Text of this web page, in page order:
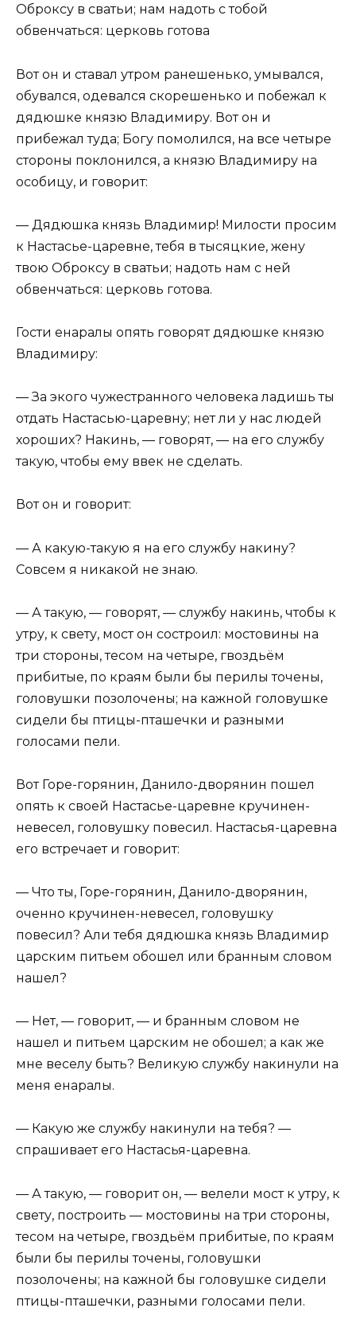
Оброксу в сватьи; нам надоть с тобой
обвенчаться: церковь готова
Вот он и ставал утром ранешенько, умывался,
обувался, одевался скорешенько и побежал к
дядюшке князю Владимиру. Вот он и
прибежал туда; Богу помолился, на все четыре
стороны поклонился, а князю Владимиру на
особицу, и говорит:
— Дядюшка князь Владимир! Милости просим
к Настасье-царевне, тебя в тысяцкие, жену
твою Оброксу в сватьи; надоть нам с ней
обвенчаться: церковь готова.
Гости енаралы опять говорят дядюшке князю
Владимиру:
— За экого чужестранного человека ладишь ты
отдать Настасью-царевну; нет ли у нас людей
хороших? Накинь, — говорят, — на его службу
такую, чтобы ему ввек не сделать.
Вот он и говорит:
— А какую-такую я на его службу накину?
Совсем я никакой не знаю.
— А такую, — говорят, — службу накинь, чтобы к
утру, к свету, мост он состроил: мостовины на
три стороны, тесом на четыре, гвоздьём
прибитые, по краям были бы перилы точены,
головушки позолочены; на кажной головушке
сидели бы птицы-пташечки и разными
голосами пели.
Вот Горе-горянин, Данило-дворянин пошел
опять к своей Настасье-царевне кручинен-
невесел, головушку повесил. Настасья-царевна
его встречает и говорит:
— Что ты, Горе-горянин, Данило-дворянин,
оченно кручинен-невесел, головушку
повесил? Али тебя дядюшка князь Владимир
царским питьем обошел или бранным словом
нашел?
— Нет, — говорит, — и бранным словом не
нашел и питьем царским не обошел; а как же
мне веселу быть? Великую службу накинули на
меня енаралы.
— Какую же службу накинули на тебя? —
спрашивает его Настасья-царевна.
— А такую, — говорит он, — велели мост к утру, к
свету, построить — мостовины на три стороны,
тесом на четыре, гвоздьём прибитые, по краям
были бы перилы точены, головушки
позолочены; на кажной бы головушке сидели
птицы-пташечки, разными голосами пели.